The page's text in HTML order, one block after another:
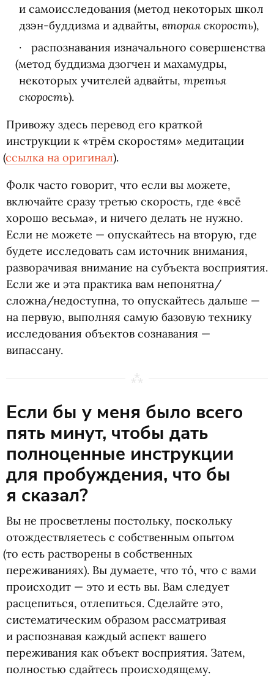
и самоисследования (метод некоторых школ
дзэн-буддизма и адвайты, вторая скорость),
распознавания изначального совершенства
(метод буддизма дзогчен и махамудры,
некоторых учителей адвайты, третья
скорость).
Привожу здесь перевод его краткой
инструкции к «трём скоростям» медитации
(ссылка на оригинал).
Фолк часто говорит, что если вы можете,
включайте сразу третью скорость, где «всё
хорошо весьма», и ничего делать не нужно.
Если не можете — опускайтесь на вторую, где
будете исследовать сам источник внимания,
разворачивая внимание на субъекта восприятия.
Если же и эта практика вам непонятна/
сложна/недоступна, то опускайтесь дальше —
на первую, выполняя самую базовую технику
исследования объектов сознавания —
випассану.
Если бы у меня было всего
пять минут, чтобы дать
полноценные инструкции
для пробуждения, что бы
я сказал?
Вы не просветлены постольку, поскольку
отождествляетесь с собственным опытом
(то есть растворены в собственных
переживаниях). Вы думаете, что то́, что с вами
происходит — это и есть вы. Вам следует
расцепиться, отлепиться. Сделайте это,
систематическим образом рассматривая
и распознавая каждый аспект вашего
переживания как объект восприятия. Затем,
полностью сдайтесь происходящему.